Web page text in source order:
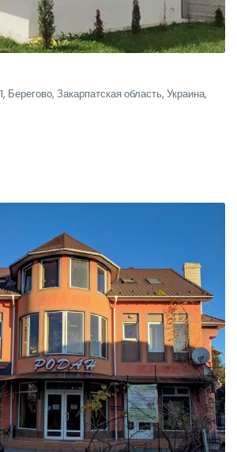
Берегово, Закарпатская область, Украина,